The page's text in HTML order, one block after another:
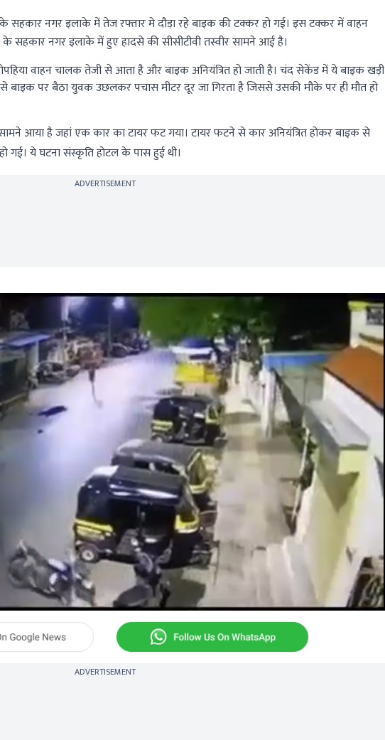
सहकार नगर इलाके में तेज रफ्तार मे दौड़ा रहे बाइक की टक्कर हो गई। इस टक्कर में वाहन
सहकार नगर इलाके में हुए हादसे की सीसीटीवी तस्वीर सामने आई है।
वाहन चालक तेजी से आता है और बाइक अनियंत्रित हो जाती है। चंद सेकेंड में ये बाइक खड़ी
बाइक पर बैठा युवक उछलकर पचास मीटर दूर जा गिरता है जिससे उसकी मौके पर ही मौत हो
आया है जहां एक कार का टायर फट गया। टायर फटने से कार अनियंत्रित होकर बाइक से
गई। ये घटना संस्कृति होटल के पास हुई थी।
ADVERTISEMENT
ADVERTISEMENT